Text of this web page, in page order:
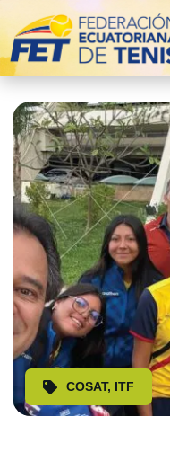
COSAT, ITF